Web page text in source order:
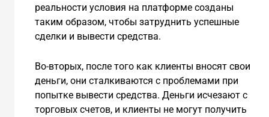
реальности условия на платформе созданы
таким образом, чтобы затруднить успешные
сделки и вывести средства.
Во-вторых, после того как клиенты вносят свои
деньги, они сталкиваются с проблемами при
попытке вывести средства. Деньги исчезают с
торговых счетов, и клиенты не могут получить